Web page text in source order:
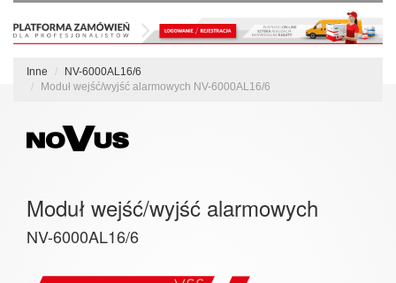
Inne
NV-6000AL16/6
Moduł wejść/wyjść alarmowych NV-6000AL16/6
Moduł wejść/wyjść alarmowych
NV-6000AL16/6